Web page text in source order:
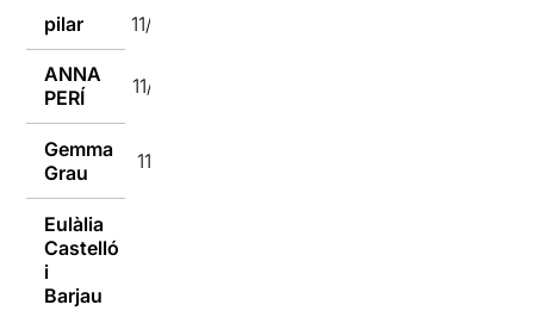
pilar 11/01/2016
ANNA
PERÍ
11/01/2016
Gemma
Grau
11/01/2016
Eulàlia
Castelló
i
Barjau